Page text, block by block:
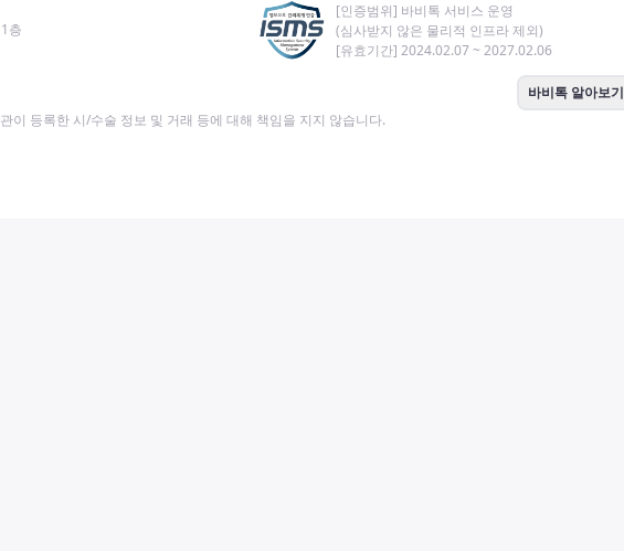
층
[인증범위] 바비톡 서비스 운영
(심사받지 않은 물리적 인프라 제외)
[유효기간] 2024.02.07 ~ 2027.02.06
바비톡 알아보기
이 등록한 시/수술 정보 및 거래 등에 대해 책임을 지지 않습니다.